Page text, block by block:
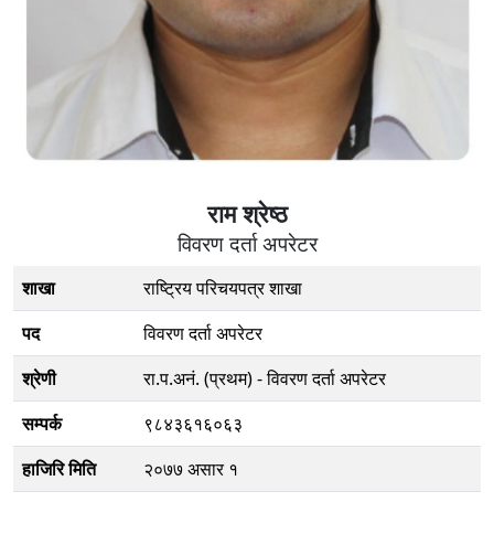
राम श्रेष्ठ
विवरण दर्ता अपरेटर
शाखा
राष्ट्रिय परिचयपत्र शाखा
पद
विवरण दर्ता अपरेटर
श्रेणी
रा‍.प.अनं. (प्रथम) - विवरण दर्ता अपरेटर
सम्पर्क
९८४३६१६०६३
हाजिरि मिति
२०७७ असार १